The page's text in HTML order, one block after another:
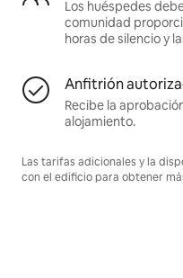
Los huéspedes
comunidad
horas de silencio y
Anfitrión
Recibe la
alojamiento.
Las tarifas adicionales y la
con el edificio para obtener